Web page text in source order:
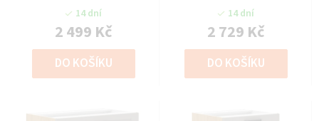
14 dní
2 499 Kč
DO KOŠÍKU
14 dní
2 729 Kč
DO KOŠÍKU